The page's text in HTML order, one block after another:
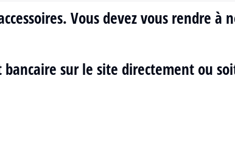
Vous devez vous rendre à
sur le site directement ou